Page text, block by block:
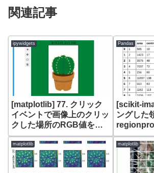
関連記事
ipywidgets
[matplotlib] 77. クリック
イベントで画像上のクリッ
クした場所のRGB値を取
得する
Pandas
[scikit-
ングした
pandas
得する
matplotlib matplotlib